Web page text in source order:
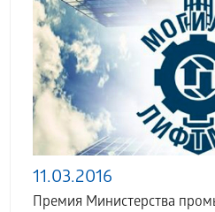
11.03.2016
Премия Министерства